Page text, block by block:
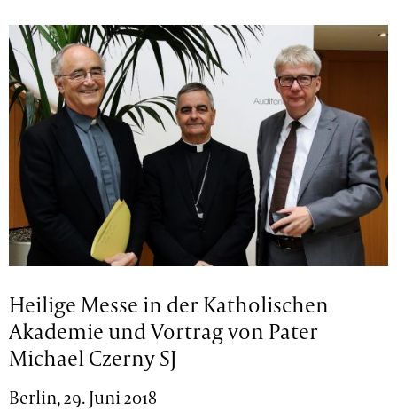
Heilige Messe in der Katholischen
Akademie und Vortrag von Pater
Michael Czerny SJ
Berlin, 29. Juni 2018